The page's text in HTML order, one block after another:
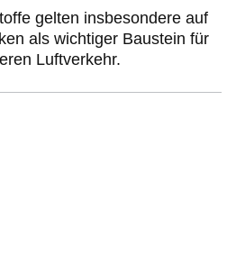
gelten insbesondere auf
als wichtiger Baustein für
Luftverkehr.